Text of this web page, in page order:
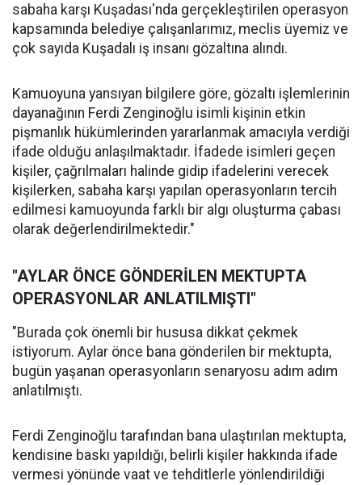
sabaha karşı Kuşadası'nda gerçekleştirilen operasyon
kapsamında belediye çalışanlarımız, meclis üyemiz ve
çok sayıda Kuşadalı iş insanı gözaltına alındı.
Kamuoyuna yansıyan bilgilere göre, gözaltı işlemlerinin
dayanağının Ferdi Zenginoğlu isimli kişinin etkin
pişmanlık hükümlerinden yararlanmak amacıyla verdiği
ifade olduğu anlaşılmaktadır. İfadede isimleri geçen
kişiler, çağrılmaları halinde gidip ifadelerini verecek
kişilerken, sabaha karşı yapılan operasyonların tercih
edilmesi kamuoyunda farklı bir algı oluşturma çabası
olarak değerlendirilmektedir."
"AYLAR ÖNCE GÖNDERİLEN MEKTUPTA
OPERASYONLAR ANLATILMIŞTI"
"Burada çok önemli bir hususa dikkat çekmek
istiyorum. Aylar önce bana gönderilen bir mektupta,
bugün yaşanan operasyonların senaryosu adım adım
anlatılmıştı.
Ferdi Zenginoğlu tarafından bana ulaştırılan mektupta,
kendisine baskı yapıldığı, belirli kişiler hakkında ifade
vermesi yönünde vaat ve tehditlerle yönlendirildiği